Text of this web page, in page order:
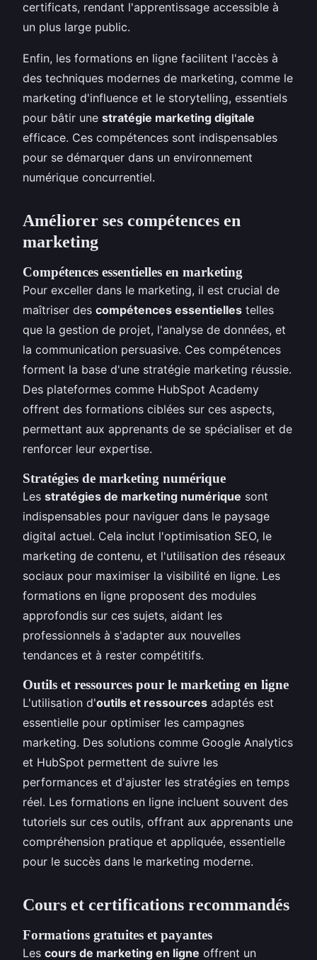
certificats, rendant l'apprentissage accessible à
un plus large public.
Enfin, les formations en ligne facilitent l'accès à
des techniques modernes de marketing, comme le
marketing d'influence et le storytelling, essentiels
pour bâtir une stratégie marketing digitale
efficace. Ces compétences sont indispensables
pour se démarquer dans un environnement
numérique concurrentiel.
Améliorer ses compétences en
marketing
Compétences essentielles en marketing
Pour exceller dans le marketing, il est crucial de
maîtriser des compétences essentielles telles
que la gestion de projet, l'analyse de données, et
la communication persuasive. Ces compétences
forment la base d'une stratégie marketing réussie.
Des plateformes comme HubSpot Academy
offrent des formations ciblées sur ces aspects,
permettant aux apprenants de se spécialiser et de
renforcer leur expertise.
Stratégies de marketing numérique
Les stratégies de marketing numérique sont
indispensables pour naviguer dans le paysage
digital actuel. Cela inclut l'optimisation SEO, le
marketing de contenu, et l'utilisation des réseaux
sociaux pour maximiser la visibilité en ligne. Les
formations en ligne proposent des modules
approfondis sur ces sujets, aidant les
professionnels à s'adapter aux nouvelles
tendances et à rester compétitifs.
Outils et ressources pour le marketing en ligne
L'utilisation d'outils et ressources adaptés est
essentielle pour optimiser les campagnes
marketing. Des solutions comme Google Analytics
et HubSpot permettent de suivre les
performances et d'ajuster les stratégies en temps
réel. Les formations en ligne incluent souvent des
tutoriels sur ces outils, offrant aux apprenants une
compréhension pratique et appliquée, essentielle
pour le succès dans le marketing moderne.
Cours et certifications recommandés
Formations gratuites et payantes
Les cours de marketing en ligne offrent un